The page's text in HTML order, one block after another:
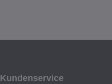
Kundenservice